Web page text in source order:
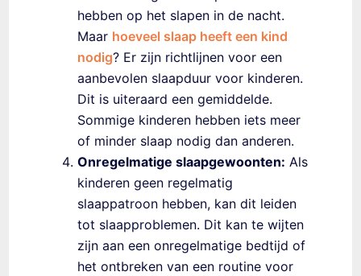
hebben op het slapen in de nacht.
Maar hoeveel slaap heeft een kind
nodig? Er zijn richtlijnen voor een
aanbevolen slaapduur voor kinderen.
Dit is uiteraard een gemiddelde.
Sommige kinderen hebben iets meer
of minder slaap nodig dan anderen.
Onregelmatige slaapgewoonten: Als
kinderen geen regelmatig
slaappatroon hebben, kan dit leiden
tot slaapproblemen. Dit kan te wijten
zijn aan een onregelmatige bedtijd of
het ontbreken van een routine voor